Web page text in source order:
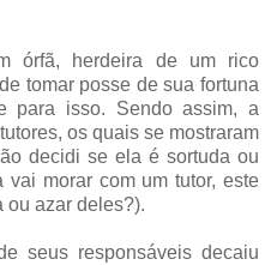
órfã, herdeira de um rico
tomar posse de sua fortuna
para isso. Sendo assim, a
os quais se mostraram
decidi se ela é sortuda ou
morar com um tutor, este
ou azar deles?).
seus responsáveis decaiu